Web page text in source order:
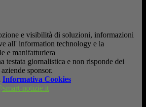
e visibilità di soluzioni, informazioni
all' information technology e la
e manifatturiera
testata giornalistica e non risponde dei
sponsor.
Informativa Cookies
notizie.it